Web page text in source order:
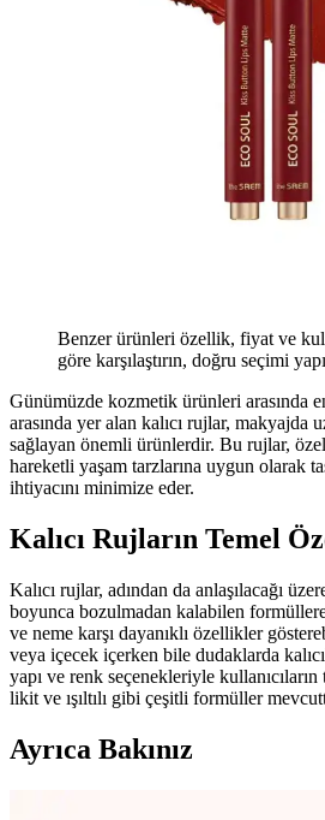
Benzer ürünleri özellik, fiyat ve
göre karşılaştırın, doğru seçimi
Günümüzde kozmetik ürünleri arasında
arasında yer alan kalıcı rujlar, makyajda
sağlayan önemli ürünlerdir. Bu rujlar,
hareketli yaşam tarzlarına uygun olarak
ihtiyacını minimize eder.
Kalıcı Rujların Temel
Kalıcı rujlar, adından da anlaşılacağı
boyunca bozulmadan kalabilen
ve neme karşı dayanıklı özellikler
veya içecek içerken bile dudaklarda
yapı ve renk seçenekleriyle
likit ve ışıltılı gibi çeşitli formüller
Ayrıca Bakınız